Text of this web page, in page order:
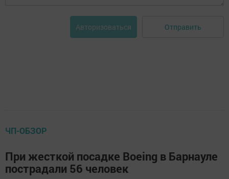
Авторизоваться Отправить
ЧП-ОБЗОР
При жесткой посадке Boeing в Барнауле
пострадали 56 человек